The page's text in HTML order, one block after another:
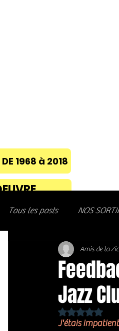
DE 1968 à 2018
Tous les posts NOS
Soft Rock / Folk Jazz
Country / Americana
Jazz
Amis de la Zic
Noté NaN
J'étais